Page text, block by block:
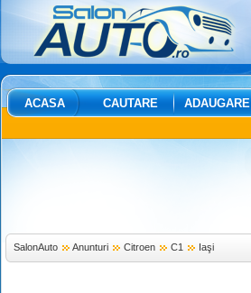
ACASA CAUTARE ADAUGARE
SalonAuto Anunturi Citroen C1 Iaşi